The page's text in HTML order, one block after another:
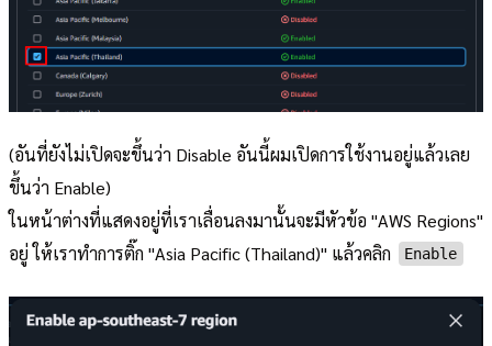
(อันที่ยังไม่เปิดจะขึ้นว่า Disable อันนี้ผมเปิดการใช้งานอยู่แล้วเลย
ขึ้นว่า Enable)
ในหน้าต่างที่แสดงอยู่ที่เราเลื่อนลงมานั้นจะมีหัวข้อ "AWS Regions"
อยู่ ให้เราทำการติ๊ก "Asia Pacific (Thailand)" แล้วคลิก
Enable